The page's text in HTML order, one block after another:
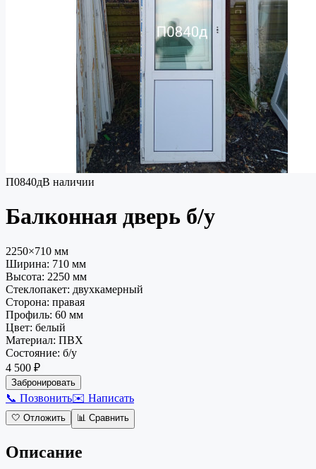
П0840дВ наличии
Балконная дверь б/у
2250×710 мм
Ширина: 710 мм
Высота: 2250 мм
Стеклопакет: двухкамерный
Сторона: правая
Профиль: 60 мм
Цвет: белый
Материал: ПВХ
Состояние: б/у
4 500 ₽
Забронировать
📞 Позвонить✉️ Написать
🤍 Отложить 📊 Сравнить
Описание